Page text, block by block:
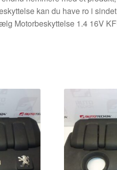
kan du have ro i
Motorbeskyttelse 1.4 16V